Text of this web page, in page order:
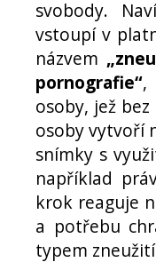
svobody.
vstoupí v
názvem
pornografie“,
osoby, jež
osoby vytvoří
snímky s
například
krok reaguje
a potřebu
typem